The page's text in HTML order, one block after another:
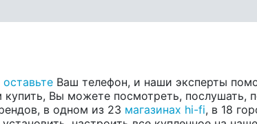
оставьте Ваш телефон, и наши эксперты
Вы можете посмотреть, послушать,
в одном из 23 магазинах hi-fi, в 18